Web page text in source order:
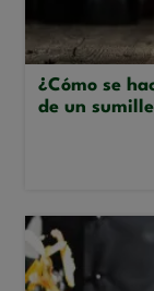
¿Cómo se
de un